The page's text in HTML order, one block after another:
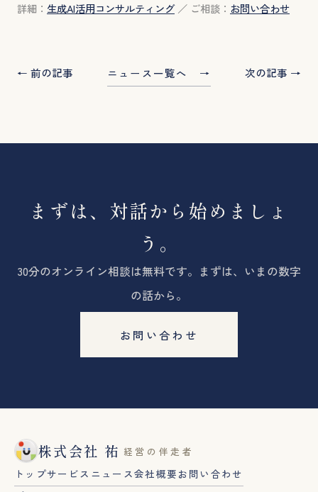
詳細： 生成AI活用コンサルティング／ ご相談： お問い合わせ
← 前の記事 ニュース一覧へ → 次の記事 →
まずは、対話から始めましょ
う。
30分のオンライン相談は無料です。まずは、いまの数字
の話から。
お問い合わせ
株式会社 祐 経営の伴走者
トップサービス ニュース会社概要 お問い合わせ